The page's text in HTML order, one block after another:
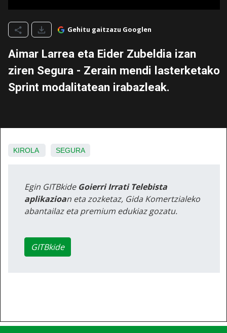
Gehitu gaitzazu Googlen
Aimar Larrea eta Eider Zubeldia izan
ziren Segura - Zerain mendi lasterketako
Sprint modalitatean irabazleak.
KIROLA SEGURA
Egin GITBkide Goierri Irrati Telebista
aplikazioan eta zozketaz, Gida Komertzialeko
abantailaz eta premium edukiaz gozatu.
GITBkide